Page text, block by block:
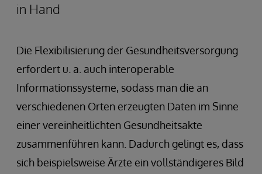
in Hand
Die Flexibilisierung der Gesundheitsversorgung
erfordert u. a. auch interoperable
Informationssysteme, sodass man die an
verschiedenen Orten erzeugten Daten im Sinne
einer vereinheitlichten Gesundheitsakte
zusammenführen kann. Dadurch gelingt es, dass
sich beispielsweise Ärzte ein vollständigeres Bild